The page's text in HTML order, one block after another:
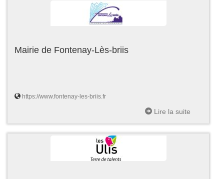
Mairie de Fontenay-Lès-briis
https://www.fontenay-les-briis.fr
Lire la suite